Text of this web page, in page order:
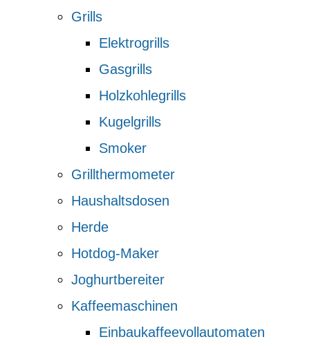
Grills
Elektrogrills
Gasgrills
Holzkohlegrills
Kugelgrills
Smoker
Grillthermometer
Haushaltsdosen
Herde
Hotdog-Maker
Joghurtbereiter
Kaffeemaschinen
Einbaukaffeevollautomaten